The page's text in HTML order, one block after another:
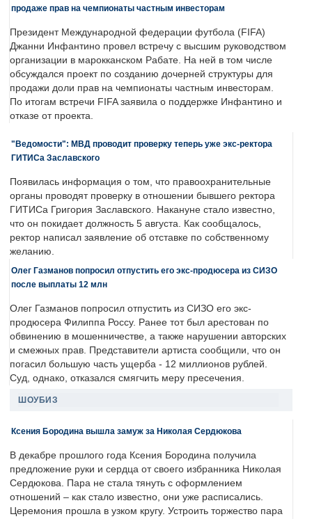
продаже прав на чемпионаты частным инвесторам
Президент Международной федерации футбола (FIFA)
Джанни Инфантино провел встречу с высшим руководством
организации в марокканском Рабате. На ней в том числе
обсуждался проект по созданию дочерней структуры для
продажи доли прав на чемпионаты частным инвесторам.
По итогам встречи FIFA заявила о поддержке Инфантино и
отказе от проекта.
"Ведомости": МВД проводит проверку теперь уже экс-ректора
ГИТИСа Заславского
Появилась информация о том, что правоохранительные
органы проводят проверку в отношении бывшего ректора
ГИТИСа Григория Заславского. Накануне стало известно,
что он покидает должность 5 августа. Как сообщалось,
ректор написал заявление об отставке по собственному
желанию.
Олег Газманов попросил отпустить его экс-продюсера из СИЗО
после выплаты 12 млн
Олег Газманов попросил отпустить из СИЗО его экс-
продюсера Филиппа Россу. Ранее тот был арестован по
обвинению в мошенничестве, а также нарушении авторских
и смежных прав. Представители артиста сообщили, что он
погасил большую часть ущерба - 12 миллионов рублей.
Суд, однако, отказался смягчить меру пресечения.
ШОУБИЗ
Ксения Бородина вышла замуж за Николая Сердюкова
В декабре прошлого года Ксения Бородина получила
предложение руки и сердца от своего избранника Николая
Сердюкова. Пара не стала тянуть с оформлением
отношений – как стало известно, они уже расписались.
Церемония прошла в узком кругу. Устроить торжество пара